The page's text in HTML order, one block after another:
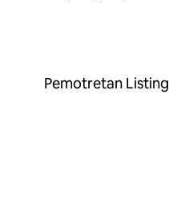
Pemotretan Listing